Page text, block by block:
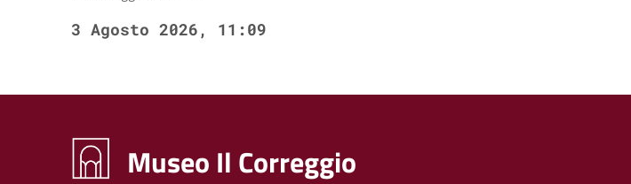
3 Agosto 2026, 11:09
Museo Il Correggio